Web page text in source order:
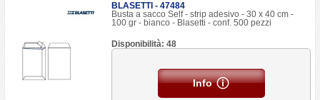
BLASETTI - 47484
Busta a sacco Self - strip adesivo - 30 x 40 cm -
100 gr - bianco - Blasetti - conf. 500 pezzi
Disponibilità: 48
Info